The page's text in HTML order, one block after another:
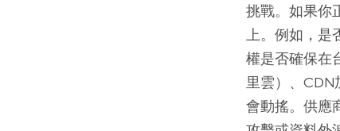
挑戰。如果你
上。例如，是
權是否確保在
里雲）、
會動搖。供應